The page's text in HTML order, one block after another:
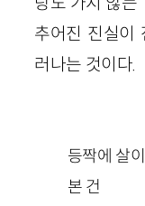
추어진 진실이
러나는 것이다.
등짝에 살
본 건